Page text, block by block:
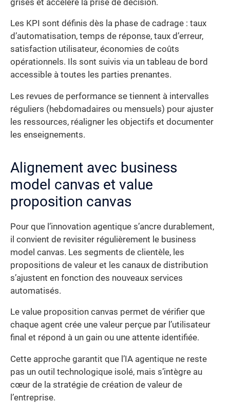
grises et accélère la prise de décision.
Les KPI sont définis dès la phase de cadrage : taux
d’automatisation, temps de réponse, taux d’erreur,
satisfaction utilisateur, économies de coûts
opérationnels. Ils sont suivis via un tableau de bord
accessible à toutes les parties prenantes.
Les revues de performance se tiennent à intervalles
réguliers (hebdomadaires ou mensuels) pour ajuster
les ressources, réaligner les objectifs et documenter
les enseignements.
Alignement avec business
model canvas et value
proposition canvas
Pour que l’innovation agentique s’ancre durablement,
il convient de revisiter régulièrement le business
model canvas. Les segments de clientèle, les
propositions de valeur et les canaux de distribution
s’ajustent en fonction des nouveaux services
automatisés.
Le value proposition canvas permet de vérifier que
chaque agent crée une valeur perçue par l’utilisateur
final et répond à un gain ou une attente identifiée.
Cette approche garantit que l’IA agentique ne reste
pas un outil technologique isolé, mais s’intègre au
cœur de la stratégie de création de valeur de
l’entreprise.